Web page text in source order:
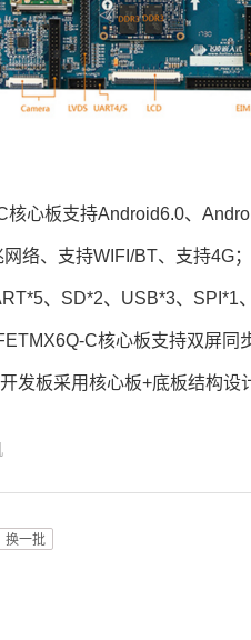
核心板支持Android6.0、
网络、支持WIFI/BT、支持4G
、SD*2、USB*3、 SPI*1
C核心板支持双屏同
开发板采用核心板+底板结构设
换一批